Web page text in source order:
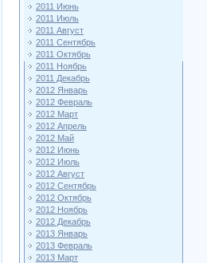
2011 Июнь
2011 Июль
2011 Август
2011 Сентябрь
2011 Октябрь
2011 Ноябрь
2011 Декабрь
2012 Январь
2012 Февраль
2012 Март
2012 Апрель
2012 Май
2012 Июнь
2012 Июль
2012 Август
2012 Сентябрь
2012 Октябрь
2012 Ноябрь
2012 Декабрь
2013 Январь
2013 Февраль
2013 Март